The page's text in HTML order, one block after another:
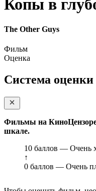
Копы в
The Other Guys
Фильм
Оценка
Система
Фильмы на КиноЦензоре
шкале.
10 баллов — Очень
↑
0 баллов — Очень